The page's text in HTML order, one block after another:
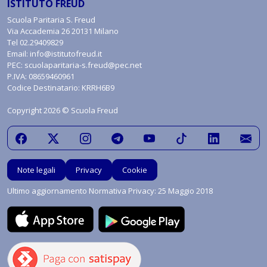
ISTITUTO FREUD
Scuola Paritaria S. Freud
Via Accademia 26 20131 Milano
Tel 02.29409829
Email: info@istitutofreud.it
PEC: scuolaparitaria-s.freud@pec.net
P.IVA: 08659460961
Codice Destinatario: KRRH6B9
Copyright 2026 © Scuola Freud
Note legali Privacy
Cookie
Ultimo aggiornamento Normativa Privacy: 25 Maggio 2018